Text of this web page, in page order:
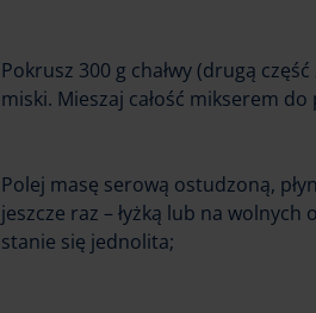
Pokrusz 300 g chałwy (drugą
miski. Mieszaj całość mikserem do
Polej masę serową ostudzoną,
jeszcze raz – łyżką lub na
stanie się jednolita;